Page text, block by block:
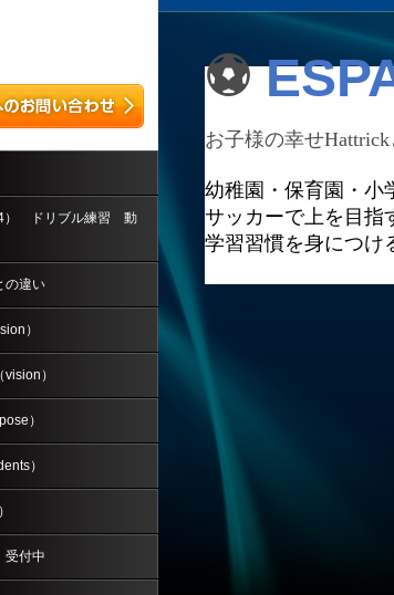
⚽
お子様の幸せHattrick
幼稚園・保育園・小
サッカーで上を目指
学習習慣を身につけ
） ドリブル練習 動
の違い
）
）
）
）
付中